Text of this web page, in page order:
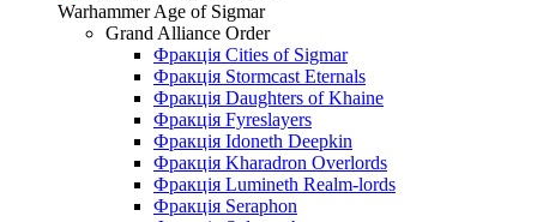
Warhammer Age of Sigmar
Grand Alliance Order
Фракція Cities of Sigmar
Фракція Stormcast Eternals
Фракція Daughters of Khaine
Фракція Fyreslayers
Фракція Idoneth Deepkin
Фракція Kharadron Overlords
Фракція Lumineth Realm-lords
Фракція Seraphon